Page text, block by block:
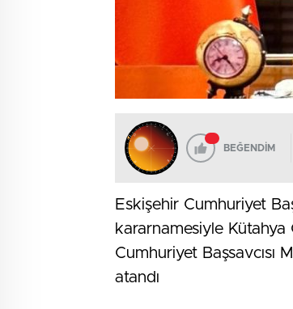
BEĞENDİM
Eskişehir Cumhuriyet
kararnamesiyle Kütahya
Cumhuriyet Başsavcısı
atandı